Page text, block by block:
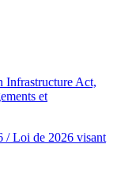
Infrastructure Act,
et
/ Loi de 2026 visant